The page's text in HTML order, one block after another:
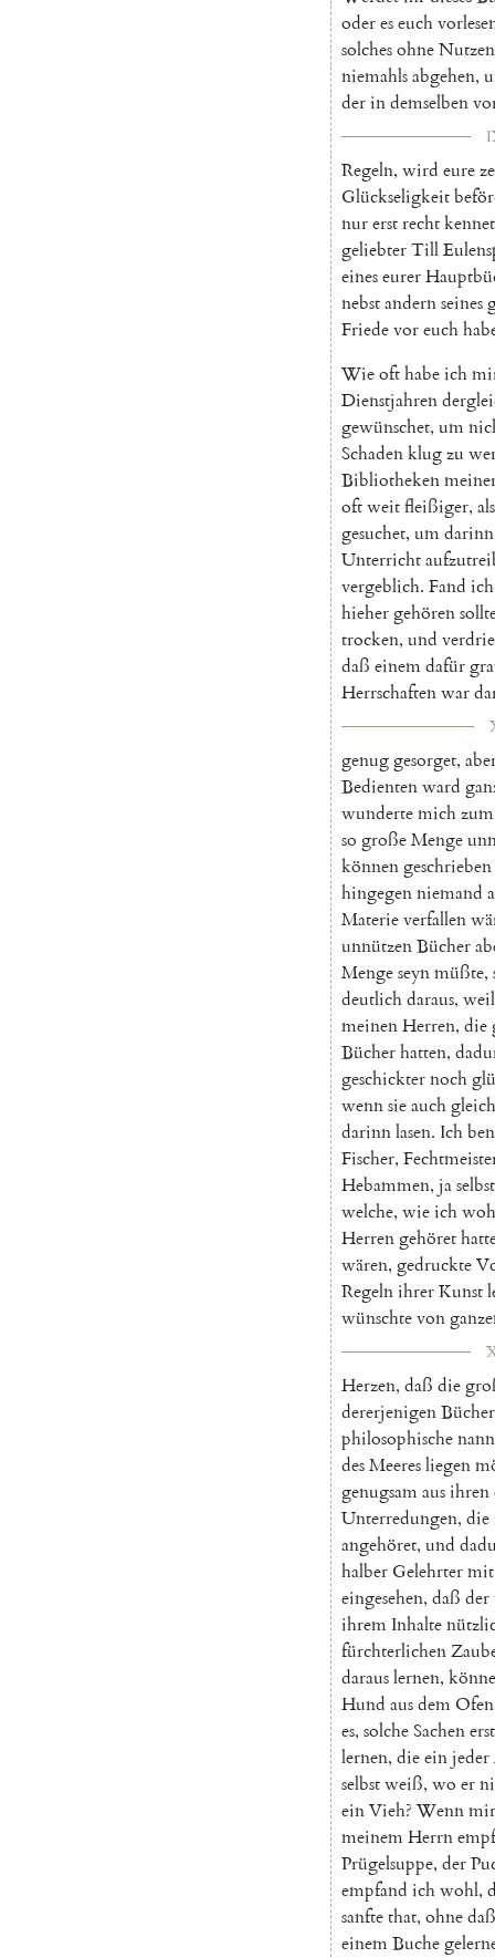
odereseuch
solchesohneNutzen
niemahlsabgehen,
derindemselben
Regeln, wird eure
Glückseligkeit
nurerstrechtkennet
geliebterTill
eineseurer
nebstandernseines
Friedevoreuch
Wieofthabeich
Dienstjahren
gewünschet, um
Schadenklugzu
Bibliotheken
oftweitfleißiger, als
gesuchet, umdarinn
Unterricht
vergeblich. Fand ich
hiehergehören
trocken, und
daß einemdafür
Herrschaftenwar
genuggesorget,
Bedientenward
wundertemichzum
so großeMenge
könnengeschrieben
hingegenniemand
Materieverfallen
unnützenBücher
Mengeseynmüßte,
deutlichdaraus, weil
meinenHerren, die
Bücherhatten,
geschickternoch
wennsieauchgleich
darinnlasen. Ich
Fischer,
Hebammen, jaselbst
welche, wieich
Herrengehöret
wären, gedruckte
RegelnihrerKunst
wünschtevon
Herzen, daß die
dererjenigenBücher
philosophische
desMeeresliegen
genugsamausihren
Unterredungen, die
angehöret, und
halber Gelehrtermit
eingesehen, daß der
ihrem Inhalte
fürchterlichen
darauslernen,
Hund ausdemOfen
es, solcheSachenerst
lernen, dieeinjeder
selbstweiß, wo er
einVieh? Wennmir
meinemHerrn
Prügelsuppe, der
empfand ichwohl,
sanftethat, ohnedaß
einemBuche